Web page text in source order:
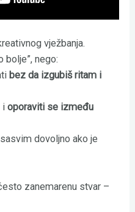
vježbanja.
bolje”, nego:
bez da izgubiš ritam i
ioporaviti se između
sasvim dovoljno ako je
zanemarenu stvar –